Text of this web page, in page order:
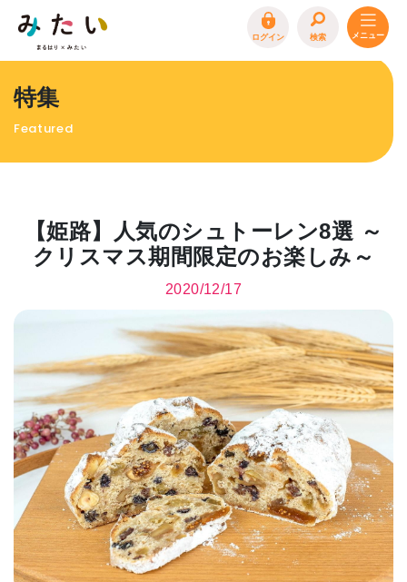
ログイン 検索
特集
エリア特集
お問合わせ イベント情報募集
プライバシーポリシー 運営会社
FAQ
特集
Featured
【姫路】人気のシュトーレン8選 ～
クリスマス期間限定のお楽しみ～
2020/12/17